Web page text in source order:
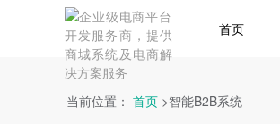
首页
当前位置： 首页 >智能B2B系统